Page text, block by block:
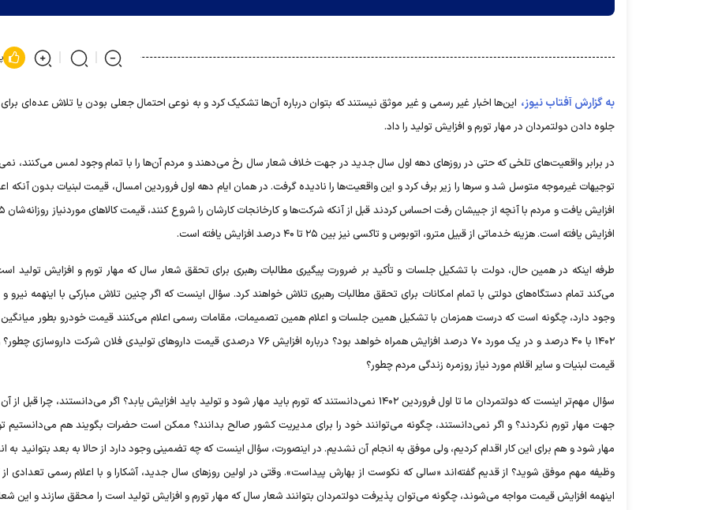
به گزارش آفتاب نیوز، این‌ها اخبار غیر رسمی و غیر موثق نیستند که بتوان درباره آن‌ها تشکیک کرد و به نوعی احتمال جعلی بودن یا تلاش عده‌ای
جلوه دادن دولتمردان در مهار تورم و افزایش تولید را داد.
در برابر واقعیت‌های تلخی که حتی در روز‌های دهه اول سال جدید در جهت خلاف شعار سال رخ می‌دهند و مردم آن‌ها را با تمام وجود لمس می‌کنند،
توجیهات غیرموجه متوسل شد و سر‌ها را زیر برف کرد و این واقعیت‌ها را نادیده گرفت. در همان ایام دهه اول فروردین امسال، قیمت لبنیات بدون آنکه
افزایش یافته است. هزینه خدماتی از قبیل مترو، اتوبوس و تاکسی نیز بین ۲۵ تا ۴۰ درصد افزایش یافته است.
طرفه اینکه در همین حال، دولت با تشکیل جلسات و تأکید بر ضرورت پیگیری مطالبات رهبری برای تحقق شعار سال که مهار تورم و افزایش تولید
می‌کند تمام دستگاه‌های دولتی با تمام امکانات برای تحقق مطالبات رهبری تلاش خواهند کرد. سؤال اینست که اگر چنین تلاش مبارکی با اینهمه نیرو و
وجود دارد، چگونه است که درست همزمان با تشکیل همین جلسات و اعلام همین تصمیمات، مقامات رسمی اعلام می‌کنند قیمت خودرو بطور
۱۴۰۲ با ۴۰ درصد و در یک مورد ۷۰ درصد افزایش همراه خواهد بود؟ درباره افزایش ۷۶ درصدی قیمت دارو‌های تولیدی فلان شرکت
قیمت لبنیات و سایر اقلام مورد نیاز روزمره زندگی مردم چطور؟
سؤال مهم‌تر اینست که دولتمردان ما تا اول فروردین ۱۴۰۲ نمی‌دانستند که تورم باید مهار شود و تولید باید افزایش یابد؟ اگر می‌دانستند، چرا قبل
جهت مهار تورم نکردند؟ و اگر نمی‌دانستند، چگونه می‌توانند خود را برای مدیریت کشور صالح بدانند؟ ممکن است حضرات بگویند هم می‌دانستیم
مهار شود و هم برای این کار اقدام کردیم، ولی موفق به انجام آن نشدیم. در اینصورت، سؤال اینست که چه تضمینی وجود دارد از حالا به بعد بتوانید به
وظیفه مهم موفق شوید؟ از قدیم گفته‌اند «سالی که نکوست از بهارش پیداست». وقتی در اولین روز‌های سال جدید، آشکارا و با اعلام رسمی تعدادی از
اینهمه افزایش قیمت مواجه می‌شوند، چگونه می‌توان پذیرفت دولتمردان بتوانند شعار سال که مهار تورم و افزایش تولید است را محقق سازند و این